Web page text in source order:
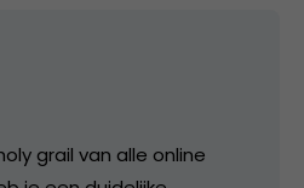
grail van alle online